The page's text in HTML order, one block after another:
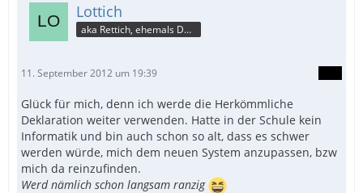
Lottich
aka Rettich, ehemals DAU
11. September 2012 um 19:39
Glück für mich, denn ich werde die Herkömmliche
Deklaration weiter verwenden. Hatte in der Schule kein
Informatik und bin auch schon so alt, dass es schwer
werden würde, mich dem neuen System anzupassen, bzw
mich da reinzufinden.
Werd nämlich schon langsam ranzig